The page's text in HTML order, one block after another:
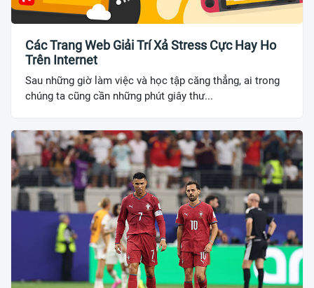
Các Trang Web Giải Trí Xả Stress Cực Hay Ho
Trên Internet
Sau những giờ làm việc và học tập căng thẳng, ai trong
chúng ta cũng cần những phút giây thư...